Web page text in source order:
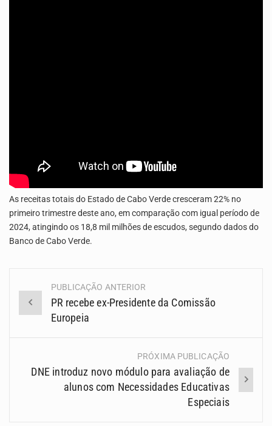
As receitas totais do Estado de Cabo Verde cresceram 22% no
primeiro trimestre deste ano, em comparação com igual período de
2024, atingindo os 18,8 mil milhões de escudos, segundo dados do
Banco de Cabo Verde.
Navegação
(Posts)
PUBLICAÇÃO ANTERIOR
PR recebe ex-Presidente da Comissão
Europeia
PRÓXIMA PUBLICAÇÃO
DNE introduz novo módulo para avaliação de
alunos com Necessidades Educativas
Especiais